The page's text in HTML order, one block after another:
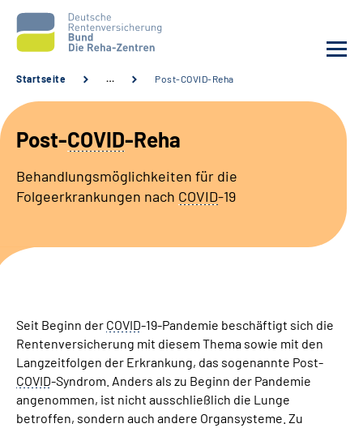
Aktuelles
Unsere Kliniken
Reha von A bis Z
Erweiterte Suche
Gebärdensprache
Leichte Sprache
Startseite … Post-COVID-Reha
Post-COVID-Reha
Behandlungsmöglichkeiten für die
Folgeerkrankungen nach COVID-19
Seit Beginn der COVID-19-Pandemie beschäftigt sich die
Rentenversicherung mit diesem Thema sowie mit den
Langzeitfolgen der Erkrankung, das sogenannte Post-
COVID-Syndrom. Anders als zu Beginn der Pandemie
angenommen, ist nicht ausschließlich die Lunge
betroffen, sondern auch andere Organsysteme. Zu